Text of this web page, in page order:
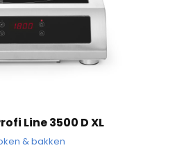
Line 3500 D XL
& bakken